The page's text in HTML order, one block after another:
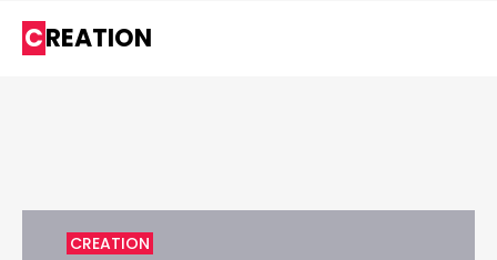
CREATION
CREATION